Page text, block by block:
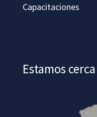
Capacitaciones
Estamos